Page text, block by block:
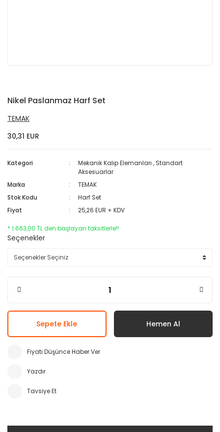
Nikel Paslanmaz Harf Set
TEMAK
30,31 EUR
Kategori Mekanik Kalıp Elemanları , Standart
Aksesuarlar
Marka
TEMAK
Stok Kodu
Harf Set
Fiyat
25,26 EUR + KDV
* 1.663,00 TL den başlayan taksitlerle!!
Seçenekler
Sepete Ekle Hemen Al
Fiyatı Düşünce Haber Ver
Yazdır
Tavsiye Et